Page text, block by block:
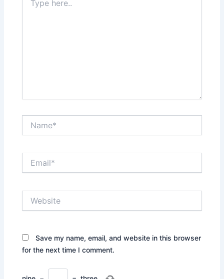
here..
Save my name, email, and website in this browser
for the next time I comment.